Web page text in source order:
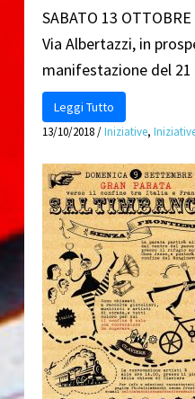
SABATO 13
Via Albertazzi, in
manifestazione del
Leggi Tutto
13/10/2018/Iniziative,